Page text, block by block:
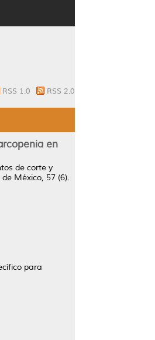
RSS 1.0 RSS 2.0
en
de corte y
México, 57 (6).
para